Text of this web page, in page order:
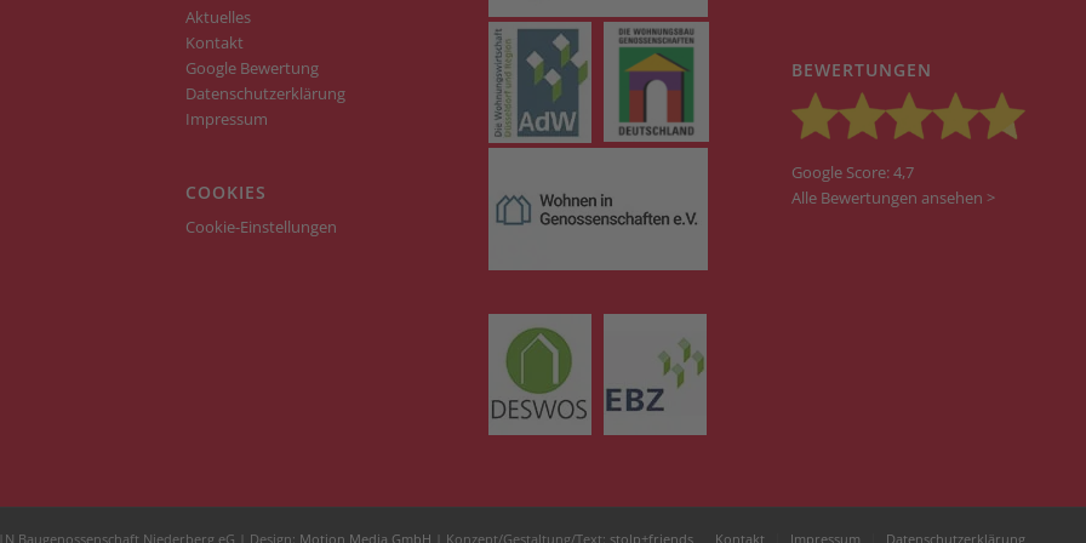
Aktuelles
Kontakt
Google Bewertung
Datenschutzerklärung
Impressum
COOKIES
Cookie-Einstellungen
BEWERTUNGEN
Google Score: 4,7
Alle Bewertungen ansehen >
Baugenossenschaft Niederberg eG | Design: Motion Media GmbH | Konzept/Gestaltung/Text: stolp+friends Kontakt Impressum Datenschutzerklärung